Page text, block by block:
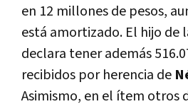
en 12 millones de pesos,
está amortizado. El hijo de
declara tener además
recibidos por herencia de
Asimismo, en el ítem otros